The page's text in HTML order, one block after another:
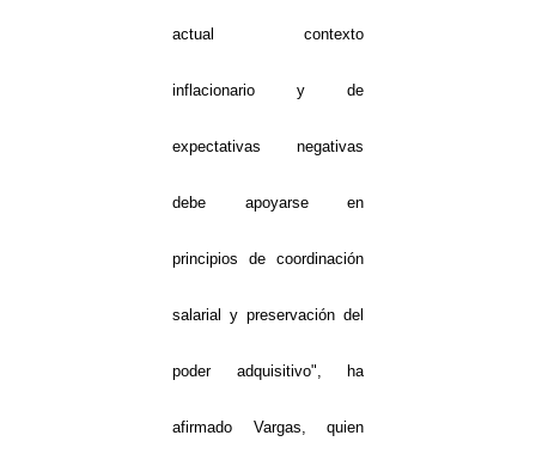
actual contexto
inflacionario y de
expectativas negativas
debe apoyarse en
principios de coordinación
salarial y preservación del
poder adquisitivo", ha
afirmado Vargas, quien